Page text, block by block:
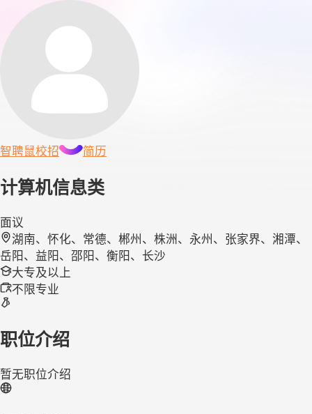
智聘鼠校招 简历
计算机信息类
面议
湖南、怀化、常德、郴州、株洲、永州、张家界、湘潭、
岳阳、益阳、邵阳、衡阳、长沙
大专及以上
不限专业
职位介绍
暂无职位介绍